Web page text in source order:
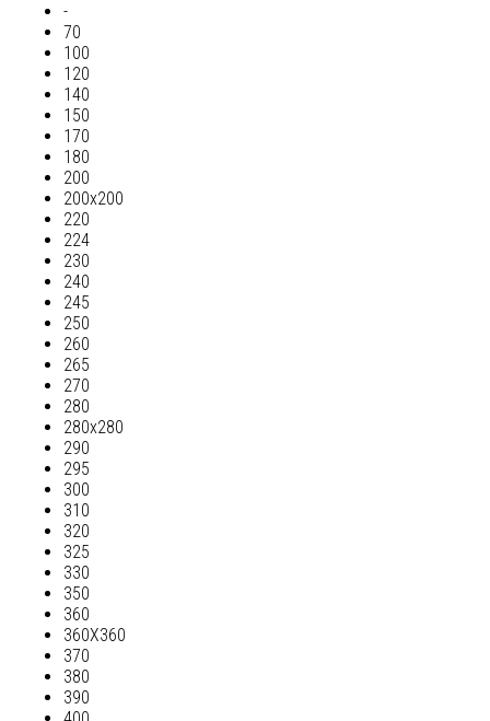
-
70
100
120
140
150
170
180
200
200х200
220
224
230
240
245
250
260
265
270
280
280х280
290
295
300
310
320
325
330
350
360
360Х360
370
380
390